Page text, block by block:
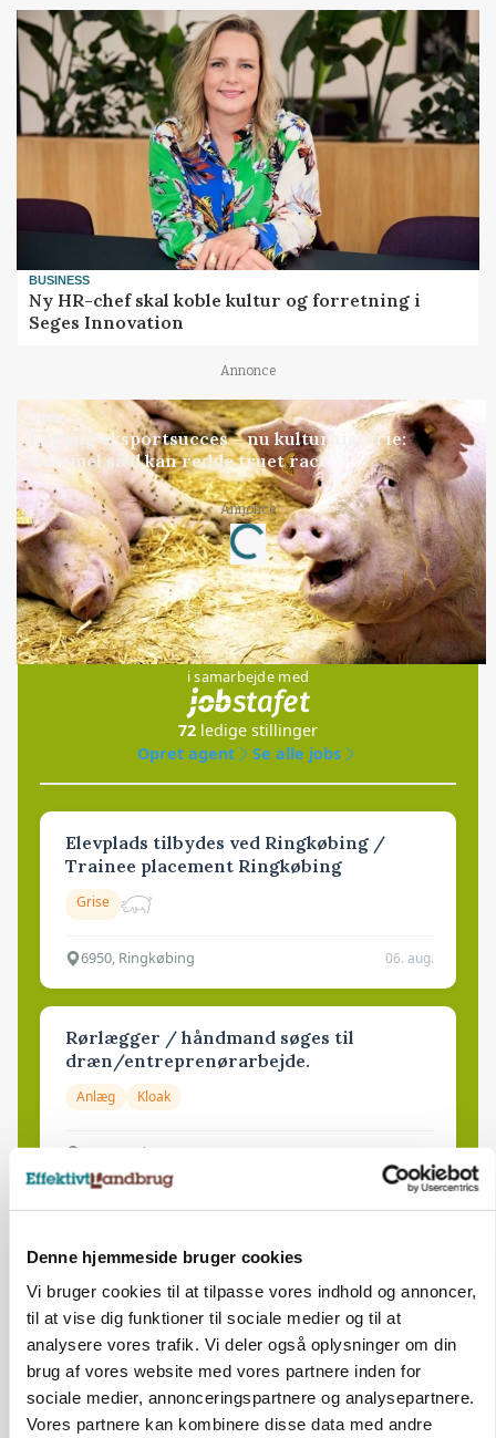
Denne hjemmeside bruger cookies
Vi bruger cookies til at tilpasse vores indhold og annoncer,
til at vise dig funktioner til sociale medier og til at
analysere vores trafik. Vi deler også oplysninger om din
brug af vores website med vores partnere inden for
sociale medier, annonceringspartnere og analysepartnere.
Vores partnere kan kombinere disse data med andre
BUSINESS
Ny HR-chef skal koble kultur og forretning i
Seges Innovation
Annonce
GRISE
Engang eksportsucces – nu kulturhistorie:
Gammel sæd kan redde truet race
Annonce
Loading...
Jobs
i samarbejde med
72 ledige stillinger
Opret agent
Se alle jobs
Elevplads tilbydes ved Ringkøbing /
Trainee placement Ringkøbing
Grise
6950, Ringkøbing 06. aug.
Rørlægger / håndmand søges til
dræn/entreprenørarbejde.
Anlæg Kloak
4690, Haslev
Maskinstation
Godstransport
4700, Næstved 03. aug.
Medarbejdere til griseproduktion